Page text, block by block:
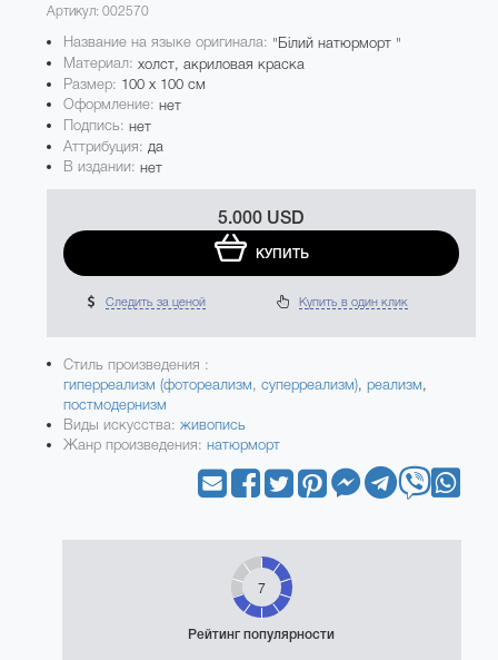
Артикул: 002570
Название на языке оригинала: "Білий натюрморт "
Материал: холст, акриловая краска
Размер: 100 x 100 см
Оформление:нет
Подпись:нет
Аттрибуция: да
В издании:нет
5.000 USD
КУПИТЬ
Следить за ценой Купить в один клик
Стиль произведения :
гиперреализм (фотореализм, суперреализм),реализм,
постмодернизм
Виды искусства:живопись
Жанр произведения: натюрморт
7
Рейтинг популярности